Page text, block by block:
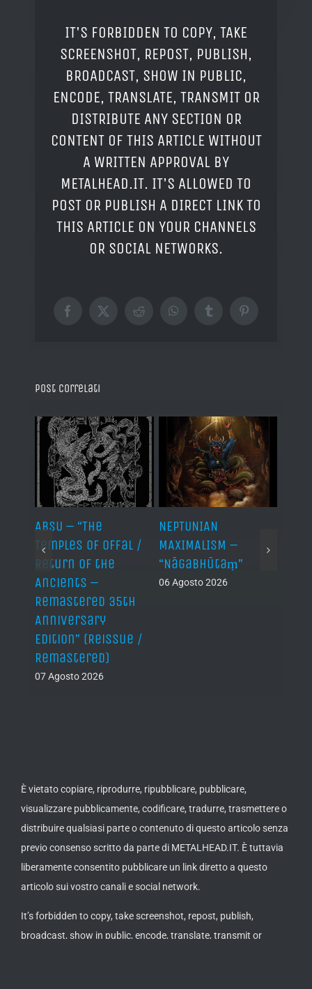
IT'S FORBIDDEN TO COPY, TAKE
SCREENSHOT, REPOST, PUBLISH,
BROADCAST, SHOW IN PUBLIC,
ENCODE, TRANSLATE, TRANSMIT OR
DISTRIBUTE ANY SECTION OR
CONTENT OF THIS ARTICLE WITHOUT
A WRITTEN APPROVAL BY
METALHEAD.IT. IT'S ALLOWED TO
POST OR PUBLISH A DIRECT LINK TO
THIS ARTICLE ON YOUR CHANNELS
OR SOCIAL NETWORKS.
Facebook
X RedditWhatsAppTumblrPinterest
Post correlati
ABSU – “The
Temples of Offal /
Return of the
Ancients –
Remastered 35th
Anniversary
Edition” (Reissue /
Remastered)
07 Agosto 2026
NEPTUNIAN
MAXIMALISM –
“Nāgabhūtaṃ”
06 Agosto 2026
È vietato copiare, riprodurre, ripubblicare, pubblicare,
visualizzare pubblicamente, codificare, tradurre, trasmettere o
distribuire qualsiasi parte o contenuto di questo articolo senza
previo consenso scritto da parte di METALHEAD.IT. È tuttavia
liberamente consentito pubblicare un link diretto a questo
articolo sui vostro canali e social network.
It’s forbidden to copy, take screenshot, repost, publish,
broadcast, show in public, encode, translate, transmit or